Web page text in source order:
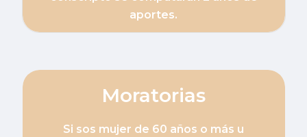
aportes.
Moratorias
Si sos mujer de 60 años o más u